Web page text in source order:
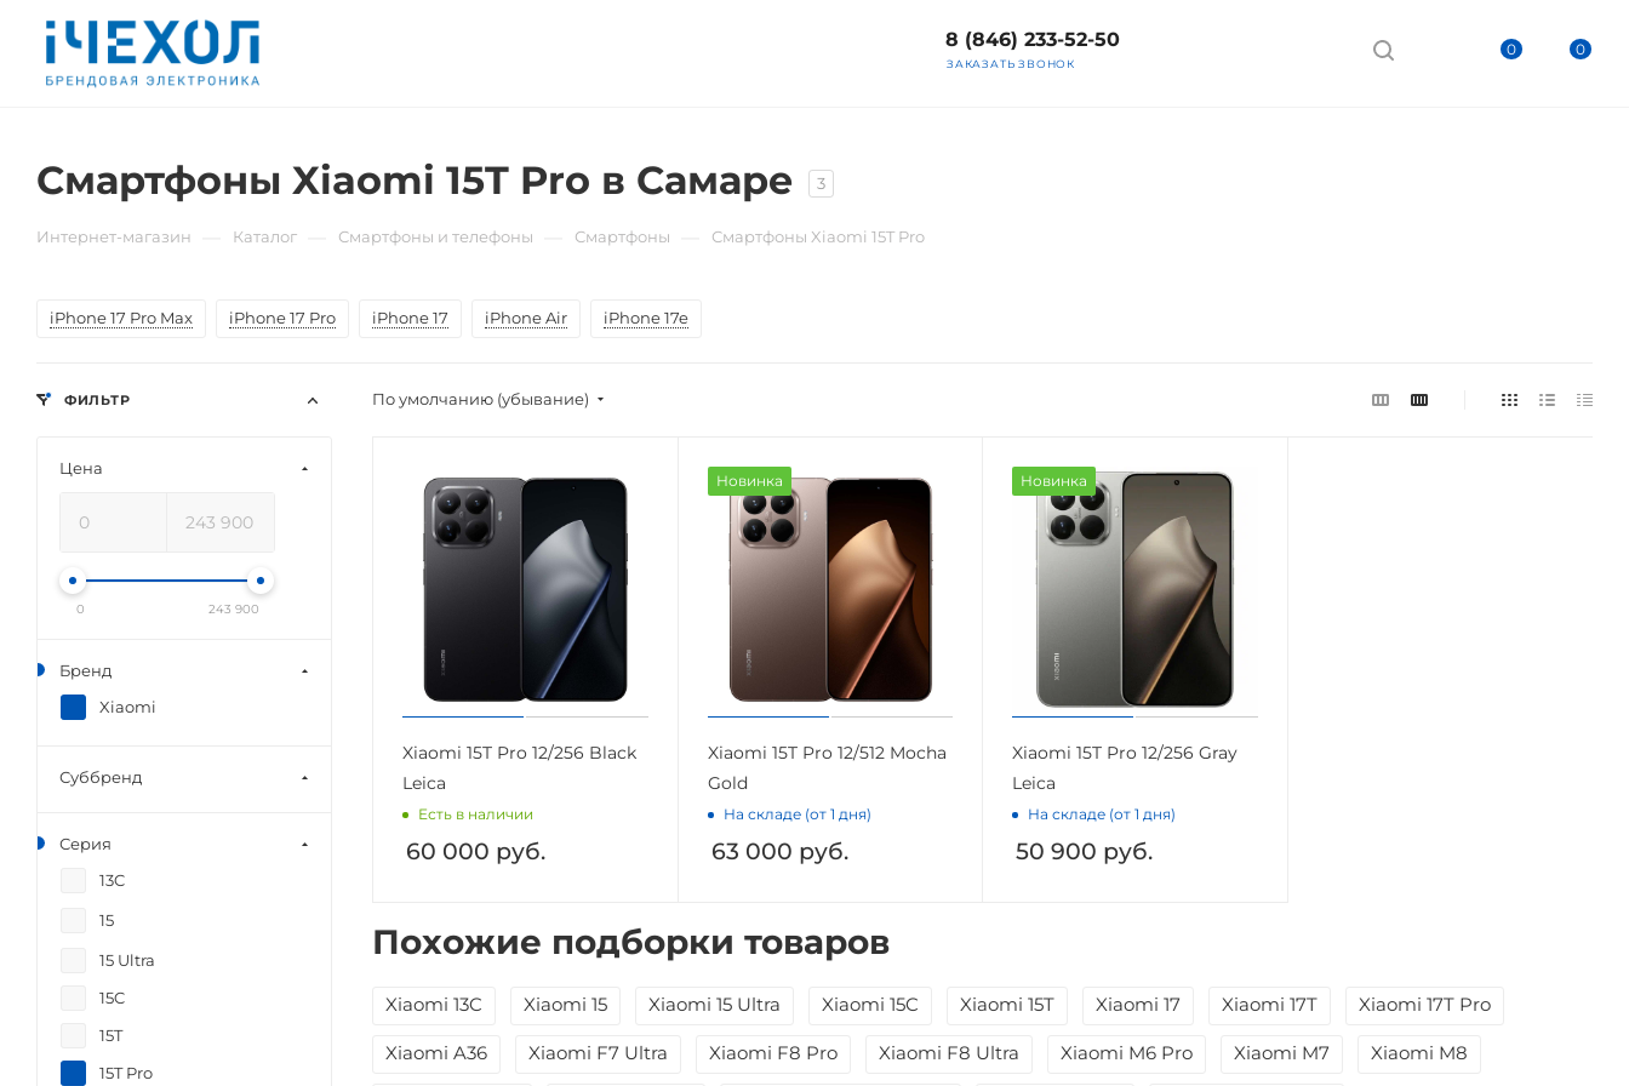
0 0
8 (846) 233-52-50
ЗАКАЗАТЬ ЗВОНОК
Смартфоны Xiaomi 15T Pro в Самаре 3
Интернет-магазин Каталог Смартфоны и телефоны Смартфоны Смартфоны Xiaomi 15T Pro
iPhone 17 Pro Max iPhone 17 Pro iPhone 17 iPhone Air iPhone 17e
По умолчанию (убывание)
Xiaomi 15T Pro 12/256 Black
Leica
Есть в наличии
60 000 руб.
Новинка
Xiaomi 15T Pro 12/512 Mocha
Gold
На складе (от 1 дня)
63 000 руб.
Новинка
Xiaomi 15T Pro 12/256 Gray
Leica
На складе (от 1 дня)
50 900 руб.
Похожие подборки товаров
Xiaomi 13C Xiaomi 15 Xiaomi 15 Ultra Xiaomi 15C Xiaomi 15T Xiaomi 17 Xiaomi 17T Xiaomi 17T Pro
Xiaomi A36 Xiaomi F7 Ultra Xiaomi F8 Pro Xiaomi F8 Ultra Xiaomi M6 Pro Xiaomi M7 Xiaomi M8
ФИЛЬТР
Цена
0 243 900
Бренд
Xiaomi
Суббренд
Серия
13C
15
15 Ultra
15C
15T
15T Pro